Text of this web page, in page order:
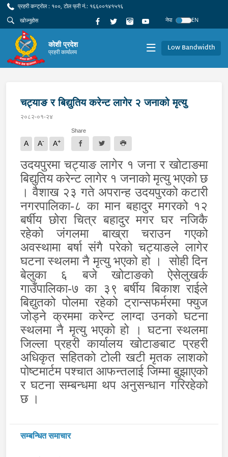
प्रहरी कन्ट्रोल : १००, टोल फ्री नं.: १६६००१४१५१६
नेपा
EN
कोशी प्रदेश
प्रहरी कार्यालय Low Bandwidth
चट्याङ र बिद्युतिय करेन्ट लागेर २ जनाको मृत्यु
२०८२-०१-२४
A A- A+
Share
उदयपुरमा चट्याङ लागेर १ जना र खोटाङमा
बिद्युतिय करेन्ट लागेर १ जनाको मृत्यु भएको छ
। वैशाख २३ गते अपरान्ह उदयपुरको कटारी
नगरपालिका-८ का मान बहादुर मगरको १२
बर्षीय छोरा चित्र बहादुर मगर घर नजिकै
रहेको जंगलमा बाख्रा चराउन गएको
अवस्थामा बर्षा संगै परेको चट्याङले लागेर
घटना स्थलमा नै मृत्यु भएको हो ।
सोही दिन
बेलुका ६ बजे खोटाङको ऐसेलुखर्क
गाउँपालिका-७ का ३९ बर्षीय बिकाश राईले
बिद्युतको पोलमा रहेको ट्रान्सफर्मरमा फ्युज
जोड्ने क्रममा करेन्ट लाग्दा उनको घटना
स्थलमा नै मृत्यु भएको हो । घटना स्थलमा
जिल्ला प्रहरी कार्यालय खोटाङबाट प्रहरी
अधिकृत सहितको टोली खटी मृतक लाशको
पोष्टमार्टम पश्चात आफन्तलाई जिम्मा बुझाएको
र घटना सम्बन्धमा थप अनुसन्धान गरिरहेको
छ ।
सम्बन्धित समाचार